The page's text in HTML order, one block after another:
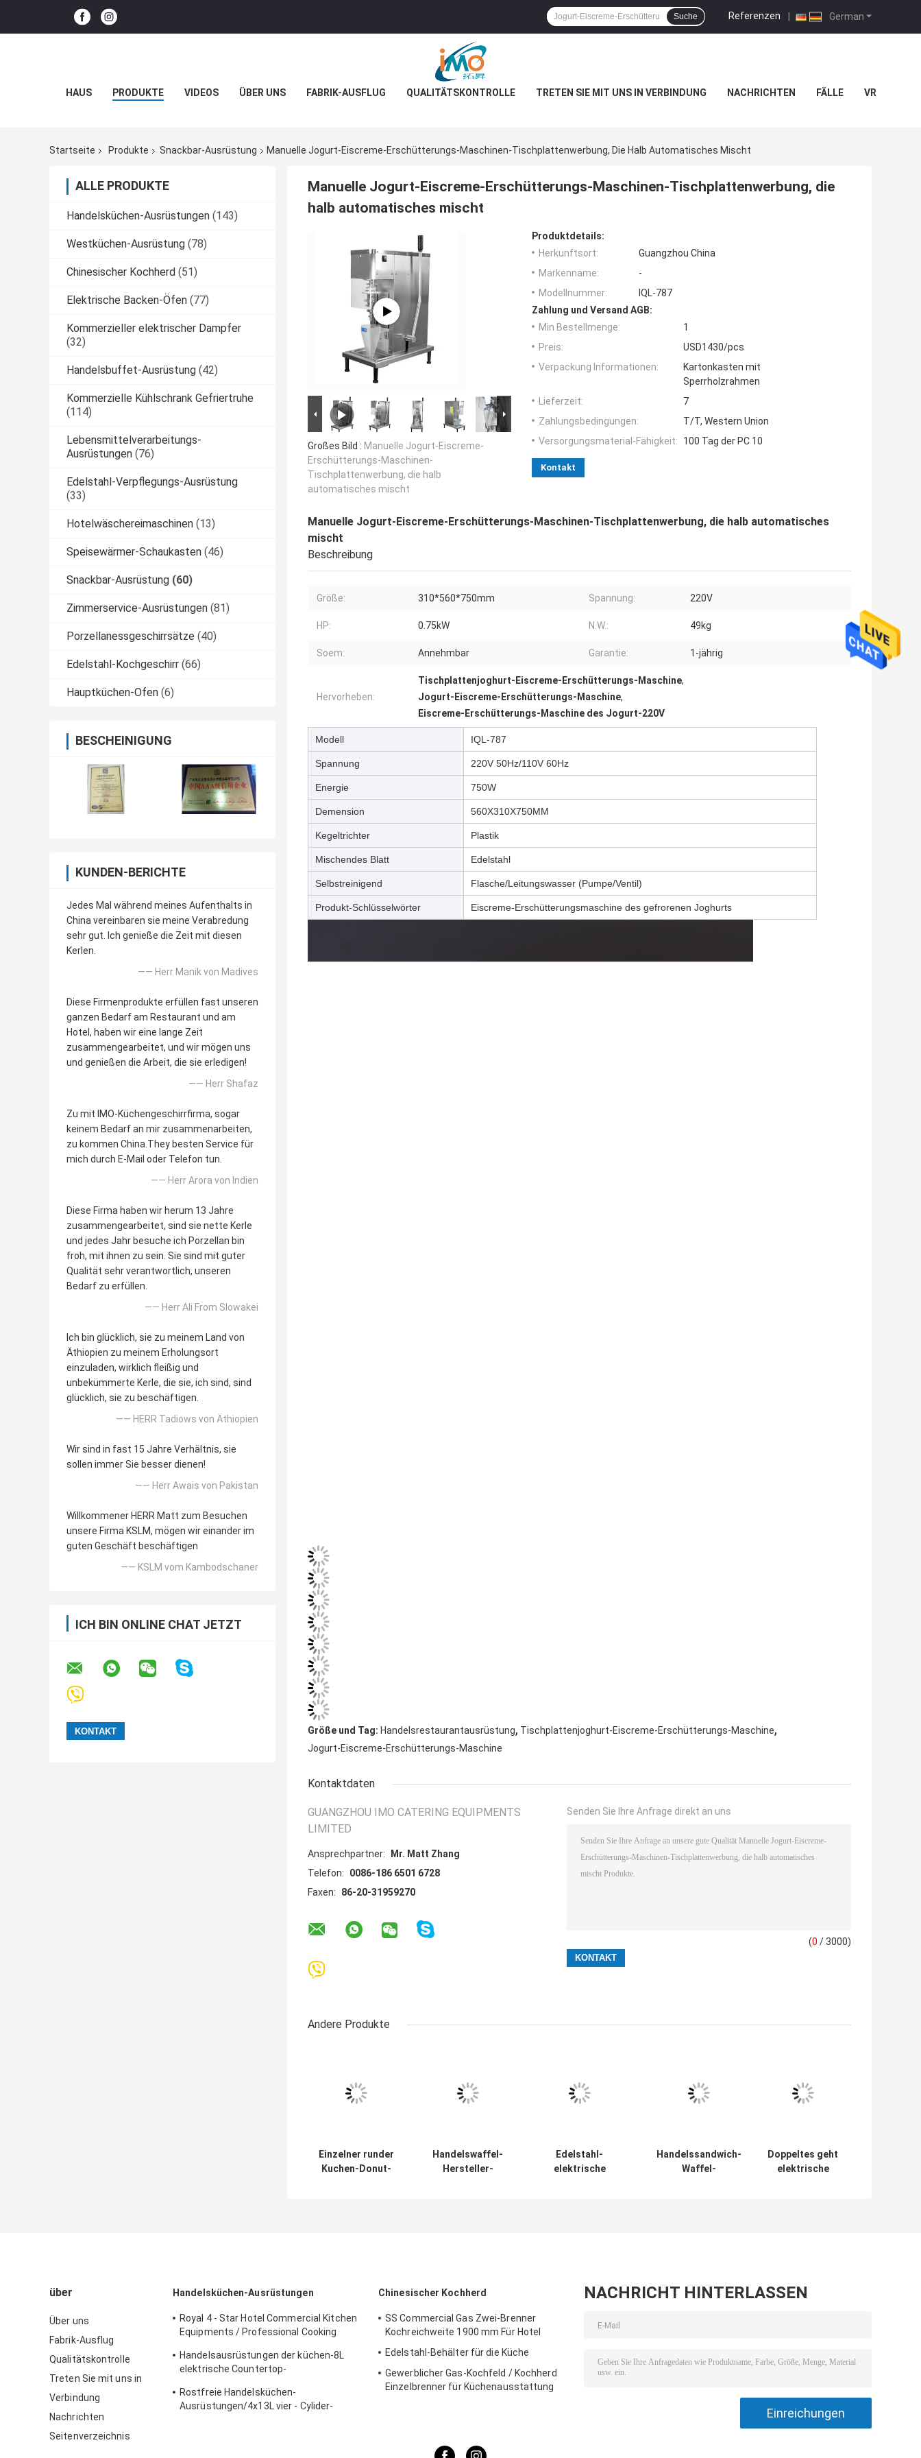
German
Referenzen |
Suche
HAUS PRODUKTE VIDEOS ÜBER UNS FABRIK-AUSFLUG QUALITÄTSKONTROLLE TRETEN SIE MIT UNS IN VERBINDUNG NACHRICHTEN FÄLLE VR
Startseite Produkte Snackbar-Ausrüstung Manuelle Jogurt-Eiscreme-Erschütterungs-Maschinen-Tischplattenwerbung, Die Halb Automatisches Mischt
ALLE PRODUKTE
Handelsküchen-Ausrüstungen (143)
Westküchen-Ausrüstung (78)
Chinesischer Kochherd (51)
Elektrische Backen-Öfen (77)
Kommerzieller elektrischer Dampfer
(32)
Handelsbuffet-Ausrüstung (42)
Kommerzielle Kühlschrank Gefriertruhe
(114)
Lebensmittelverarbeitungs-
Ausrüstungen (76)
Edelstahl-Verpflegungs-Ausrüstung
(33)
Hotelwäschereimaschinen (13)
Speisewärmer-Schaukasten (46)
Snackbar-Ausrüstung (60)
Zimmerservice-Ausrüstungen (81)
Porzellanessgeschirrsätze (40)
Edelstahl-Kochgeschirr (66)
Hauptküchen-Ofen (6)
BESCHEINIGUNG
KUNDEN-BERICHTE
Jedes Mal während meines Aufenthalts in
China vereinbaren sie meine Verabredung
sehr gut. Ich genieße die Zeit mit diesen
Kerlen.
—— Herr Manik von Madives
Diese Firmenprodukte erfüllen fast unseren
ganzen Bedarf am Restaurant und am
Hotel, haben wir eine lange Zeit
zusammengearbeitet, und wir mögen uns
und genießen die Arbeit, die sie erledigen!
—— Herr Shafaz
Zu mit IMO-Küchengeschirrfirma, sogar
keinem Bedarf an mir zusammenarbeiten,
zu kommen China.They besten Service für
mich durch E-Mail oder Telefon tun.
—— Herr Arora von Indien
Diese Firma haben wir herum 13 Jahre
zusammengearbeitet, sind sie nette Kerle
und jedes Jahr besuche ich Porzellan bin
froh, mit ihnen zu sein. Sie sind mit guter
Qualität sehr verantwortlich, unseren
Bedarf zu erfüllen.
—— Herr Ali From Slowakei
Ich bin glücklich, sie zu meinem Land von
Äthiopien zu meinem Erholungsort
einzuladen, wirklich fleißig und
unbekümmerte Kerle, die sie, ich sind, sind
glücklich, sie zu beschäftigen.
—— HERR Tadiows von Äthiopien
Wir sind in fast 15 Jahre Verhältnis, sie
sollen immer Sie besser dienen!
—— Herr Awais von Pakistan
Willkommener HERR Matt zum Besuchen
unsere Firma KSLM, mögen wir einander im
guten Geschäft beschäftigen
—— KSLM vom Kambodschaner
ICH BIN ONLINE CHAT JETZT
Manuelle Jogurt-Eiscreme-Erschütterungs-Maschinen-Tischplattenwerbung, die
halb automatisches mischt
Großes Bild : Manuelle Jogurt-Eiscreme-
Erschütterungs-Maschinen-
Tischplattenwerbung, die halb
automatisches mischt
Produktdetails:
Herkunftsort:
Guangzhou China
Markenname:
-
Modellnummer:
IQL-787
Zahlung und Versand AGB:
Min Bestellmenge:
1
Preis:
USD1430/pcs
Verpackung Informationen:
Kartonkasten mit
Sperrholzrahmen
Lieferzeit:
7
Zahlungsbedingungen:
T/T, Western Union
Versorgungsmaterial-Fähigkeit:
100 Tag der PC 10
Kontakt
Manuelle Jogurt-Eiscreme-Erschütterungs-Maschinen-Tischplattenwerbung, die halb automatisches
mischt
Beschreibung
Größe: 310*560*750mm Spannung: 220V
HP: 0.75kW N.W.: 49kg
Soem: Annehmbar Garantie: 1-jährig
Hervorheben:
Tischplattenjoghurt-Eiscreme-Erschütterungs-Maschine,
Jogurt-Eiscreme-Erschütterungs-Maschine,
Eiscreme-Erschütterungs-Maschine des Jogurt-220V
Modell IQL-787
Spannung 220V 50Hz/110V 60Hz
Energie 750W
Demension 560X310X750MM
Kegeltrichter Plastik
Mischendes Blatt Edelstahl
Selbstreinigend Flasche/Leitungswasser (Pumpe/Ventil)
Produkt-Schlüsselwörter Eiscreme-Erschütterungsmaschine des gefrorenen Joghurts